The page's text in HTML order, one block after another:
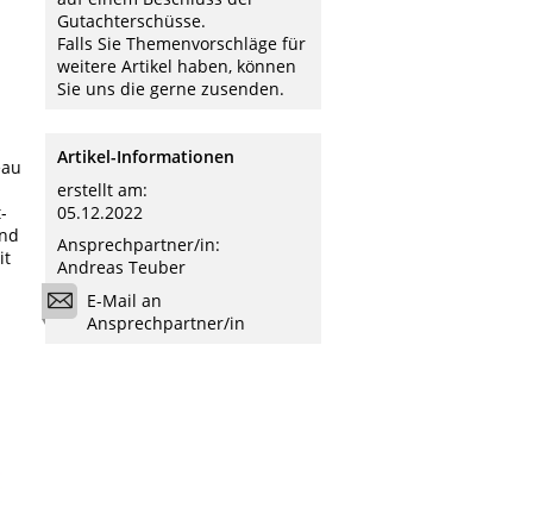
Gutachterschüsse.
Falls Sie Themenvorschläge für
weitere Artikel haben, können
Sie uns die gerne zusenden.
Artikel-Informationen
erstellt am:
05.12.2022
Ansprechpartner/in:
Andreas Teuber
E-Mail an
Ansprechpartner/in